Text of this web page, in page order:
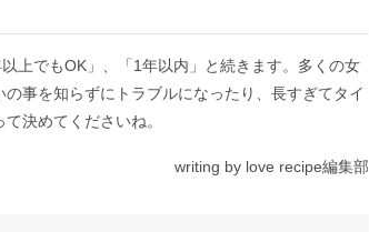
上でもOK」、「1年以内」と続きます。多くの女
事を知らずにトラブルになったり、長すぎてタイ
決めてくださいね。
writing by love recipe編集部